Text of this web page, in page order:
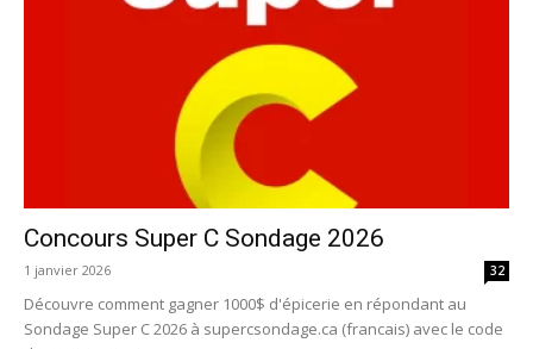
Concours Super C Sondage 2026
1 janvier 2026 32
Découvre comment gagner 1000$ d'épicerie en répondant au
Sondage Super C 2026 à supercsondage.ca (francais) avec le code